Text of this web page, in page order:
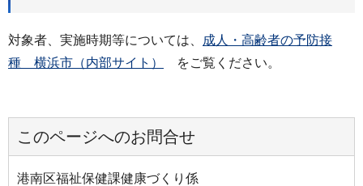
対象者、実施時期等については、
成人・高齢者の予防接
種 横浜市（内部サイト）
をご覧ください。
このページへのお問合せ
港南区福祉保健課健康づくり係